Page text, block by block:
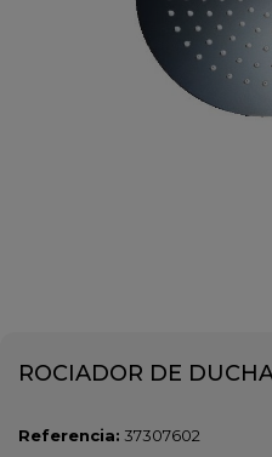
ROCIADOR DE
Referencia: 37307602